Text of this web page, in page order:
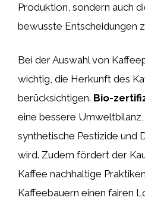
Produktion, sondern auch
bewusste Entscheidungen
Bei der Auswahl von
wichtig, die Herkunft des
berücksichtigen. Bio-
eine bessere
synthetische Pestizide und
wird. Zudem fördert der
Kaffee nachhaltige
Kaffeebauern einen fairen